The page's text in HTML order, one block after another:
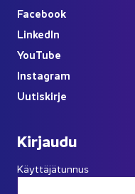
Face­book
Lin­ke­dIn
YouTube
Ins­ta­gram
Uu­tis­kir­je
Kir­jau­du
Käyttäjätunnus